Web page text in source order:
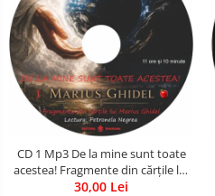
CD 1 Mp3 De la mine sunt toate
acestea! Fragmente din cărțile lui
Marius Ghidel
30,00 Lei